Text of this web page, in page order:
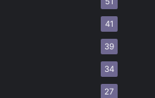
41
39
34
27